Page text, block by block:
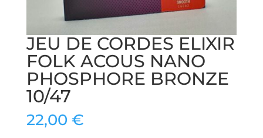
JEU DE CORDES ELIXIR
FOLK ACOUS NANO
PHOSPHORE BRONZE
10/47
22,00 €